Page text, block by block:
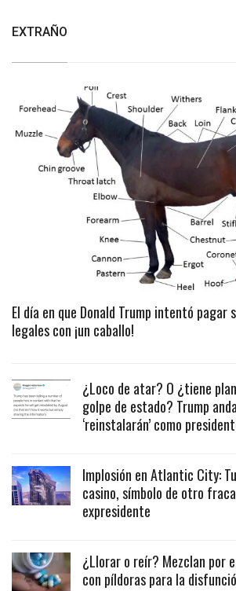
EXTRAÑO
El día en que Donald Trump intentó pagar
legales con ¡un caballo!
¿Loco de atar? O ¿tiene
golpe de estado? Trump
‘reinstalarán’ como
Implosión en Atlantic City:
casino, símbolo de otro
expresidente
¿Llorar o reír? Mezclan por
con píldoras para la